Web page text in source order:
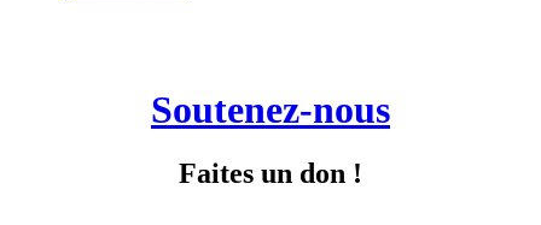
Soutenez-nous
Faites un don !